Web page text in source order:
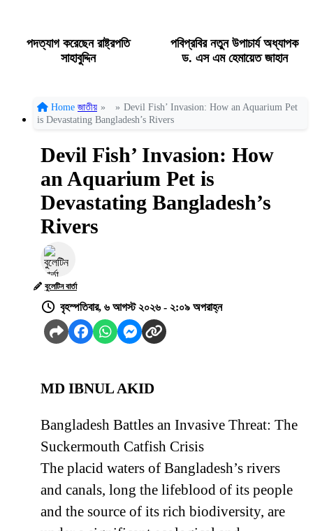
পদত্যাগ করেছেন রাষ্ট্রপতি
সাহাবুদ্দিন
পবিপ্রবির নতুন উপাচার্য অধ্যাপক
ড. এস এম হেমায়েত জাহান
Home জাতীয় » » Devil Fish’ Invasion: How an Aquarium Pet
is Devastating Bangladesh’s Rivers
Devil Fish’ Invasion: How
an Aquarium Pet is
Devastating Bangladesh’s
Rivers
বুলেটিন বার্তা
বৃহস্পতিবার, ৬ আগস্ট ২০২৬ - ২:০৯ অপরাহ্ন
MD IBNUL AKID
Bangladesh Battles an Invasive Threat: The
Suckermouth Catfish Crisis
The placid waters of Bangladesh’s rivers
and canals, long the lifeblood of its people
and the source of its rich biodiversity, are